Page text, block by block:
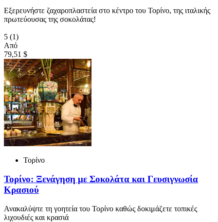
Εξερευνήστε ζαχαροπλαστεία στο κέντρο του Τορίνο, της ιταλικής
πρωτεύουσας της σοκολάτας!
5 (1)
Από
79,51 $
Τορίνο
Τορίνο: Ξενάγηση με Σοκολάτα και Γευσιγνωσία
Κρασιού
Ανακαλύψτε τη γοητεία του Τορίνο καθώς δοκιμάζετε τοπικές
λιχουδιές και κρασιά